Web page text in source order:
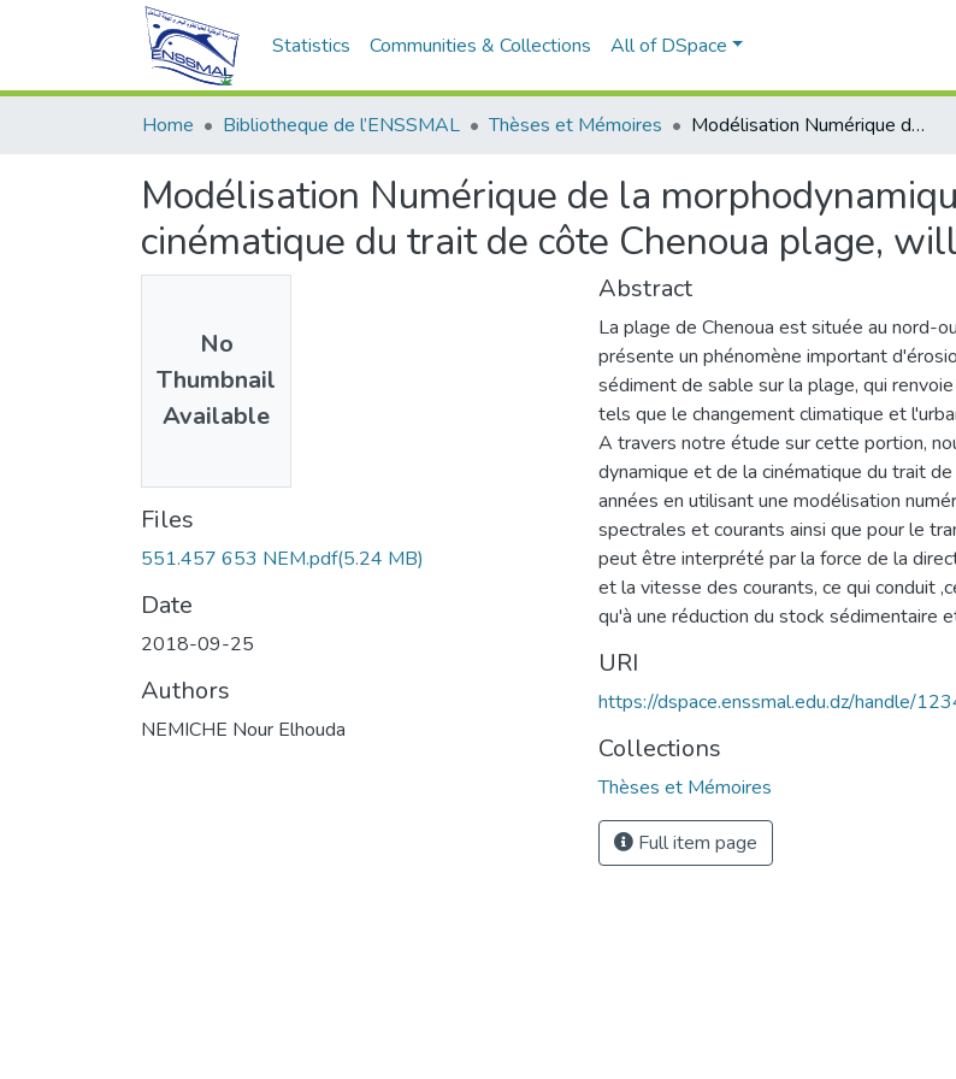
Statistics Communities & Collections All of DSpace
Home Bibliotheque de l’ENSSMAL Thèses et Mémoires Modélisation Numérique de la morphodynamique sédimentaire et de la cinématique du trait de côte Chenoua plage, willaya de Tipaza.
Modélisation Numérique de la
cinématique du trait de côte Chenoua plage,
No
Thumbnail
Available
Files
551.457 653 NEM.pdf(5.24 MB)
Date
2018-09-25
Authors
NEMICHE Nour Elhouda
Abstract
La plage de Chenoua est située au nord-
présente un phénomène important
sédiment de sable sur la plage, qui
tels que le changement climatique et
A travers notre étude sur cette portion,
dynamique et de la cinématique du trait
années en utilisant une modélisation
spectrales et courants ainsi que pour le
peut être interprété par la force de la
et la vitesse des courants, ce qui conduit
qu'à une réduction du stock sédimentaire
URI
https://dspace.enssmal.edu.dz/handle/
Collections
Thèses et Mémoires
Full item page